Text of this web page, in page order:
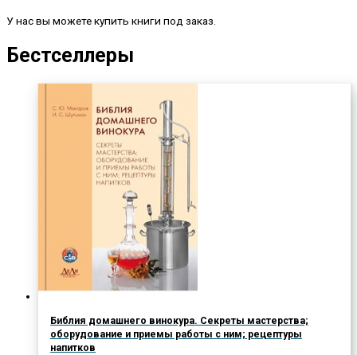
У нас вы можете купить книги под заказ.
Бестселлеры
Библия домашнего винокура. Секреты мастерства;
оборудование и приемы работы с ним; рецептуры
напитков